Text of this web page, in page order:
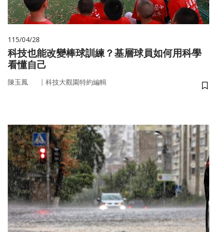
115/04/28
科技也能改變棒球訓練？基層球員如何用科學
看懂自己
陳玉鳳 ｜ 科技大觀園特約編輯
儲